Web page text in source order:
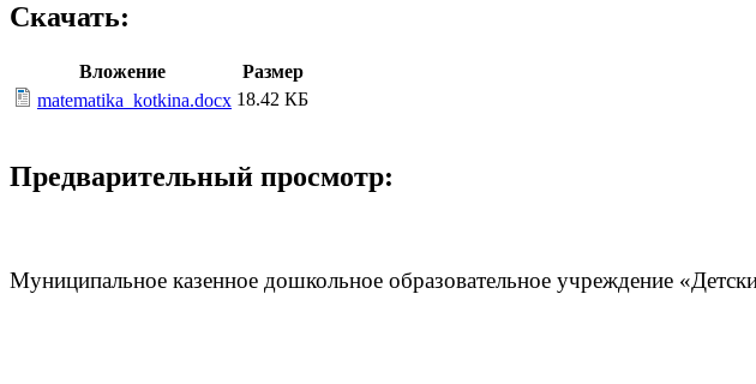
Скачать:
Вложение
Размер
matematika_kotkina.docx 18.42 КБ
Предварительный просмотр:
Муниципальное казенное дошкольное образовательное учреждение